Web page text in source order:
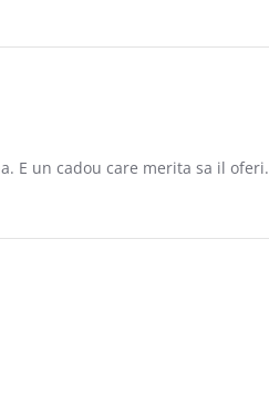
de
E un cadou care merita sa il oferi.